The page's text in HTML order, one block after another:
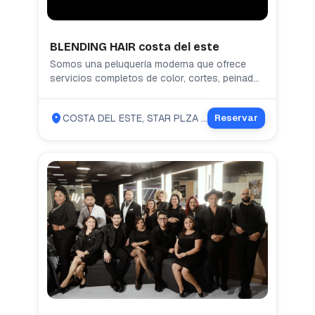
BLENDING HAIR costa del este
Somos una peluquería moderna que ofrece
servicios completos de color, cortes, peinados
tendencias actuales. Brindamos cambios de
color vibrantes, cortes a la moda y maquillaje
ambiente acogedor, enfocándose en una
experiencia personalizada y satisfactoria para
cada cliente.
COSTA DEL ESTE, STAR PLZA LOCAL 7A, SEGUNDA PLANTA Reservar